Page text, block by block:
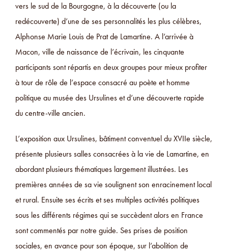
vers le sud de la Bourgogne, à la découverte (ou la
redécouverte) d’une de ses personnalités les plus célèbres,
Alphonse Marie Louis de Prat de Lamartine. A l’arrivée à
Macon, ville de naissance de l’écrivain, les cinquante
participants sont répartis en deux groupes pour mieux profiter
à tour de rôle de l’espace consacré au poète et homme
politique au musée des Ursulines et d’une découverte rapide
du centre-ville ancien.
L’exposition aux Ursulines, bâtiment conventuel du XVIIe siècle,
présente plusieurs salles consacrées à la vie de Lamartine, en
abordant plusieurs thématiques largement illustrées. Les
premières années de sa vie soulignent son enracinement local
et rural. Ensuite ses écrits et ses multiples activités politiques
sous les différents régimes qui se succèdent alors en France
sont commentés par notre guide. Ses prises de position
sociales, en avance pour son époque, sur l’abolition de